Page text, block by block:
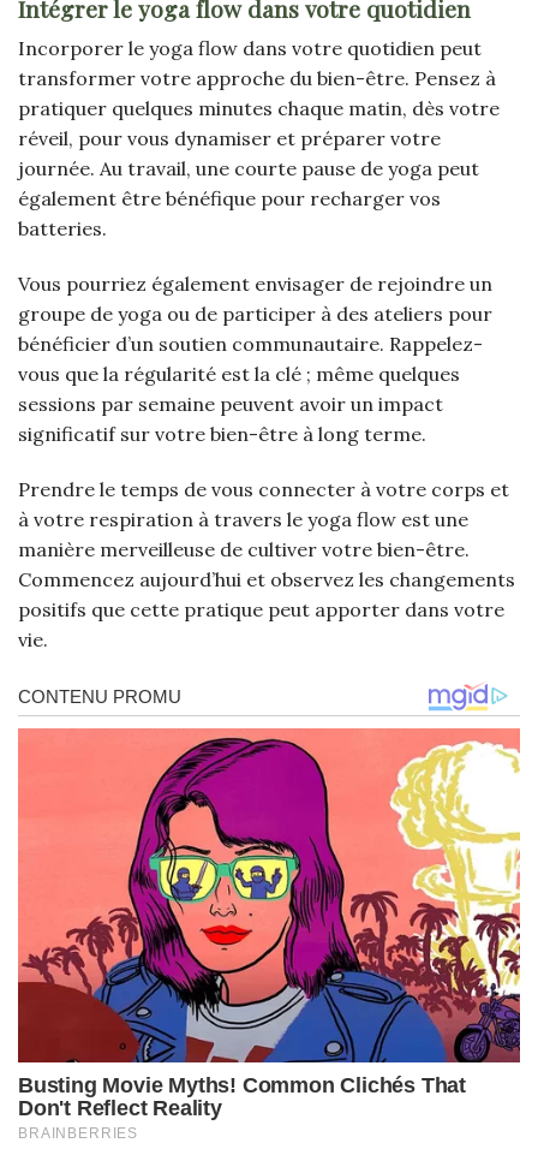
Intégrer le yoga flow dans votre quotidien
Incorporer le yoga flow dans votre quotidien peut
transformer votre approche du bien-être. Pensez à
pratiquer quelques minutes chaque matin, dès votre
réveil, pour vous dynamiser et préparer votre
journée. Au travail, une courte pause de yoga peut
également être bénéfique pour recharger vos
batteries.
Vous pourriez également envisager de rejoindre un
groupe de yoga ou de participer à des ateliers pour
bénéficier d’un soutien communautaire. Rappelez-
vous que la régularité est la clé ; même quelques
sessions par semaine peuvent avoir un impact
significatif sur votre bien-être à long terme.
Prendre le temps de vous connecter à votre corps et
à votre respiration à travers le yoga flow est une
manière merveilleuse de cultiver votre bien-être.
Commencez aujourd’hui et observez les changements
positifs que cette pratique peut apporter dans votre
vie.